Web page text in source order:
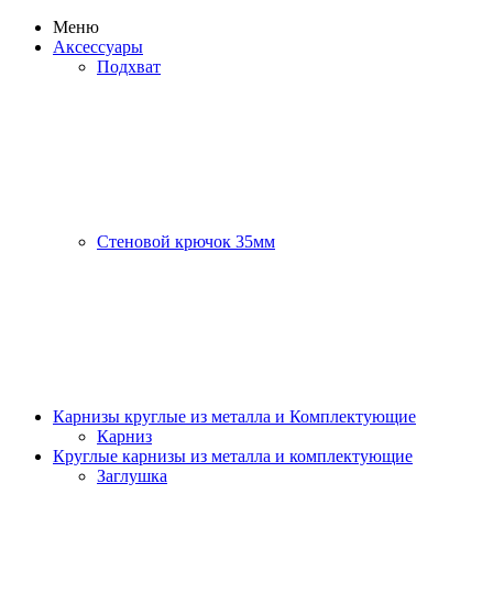
Меню
Аксессуары
Подхват
Стеновой крючок 35мм
Карнизы круглые из металла и Комплектующие
Карниз
Круглые карнизы из металла и комплектующие
Заглушка